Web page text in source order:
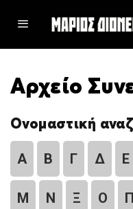
Αρχείο
Ονομαστική
Α Β Γ Δ Ε
Μ Ν Ξ Ο Π